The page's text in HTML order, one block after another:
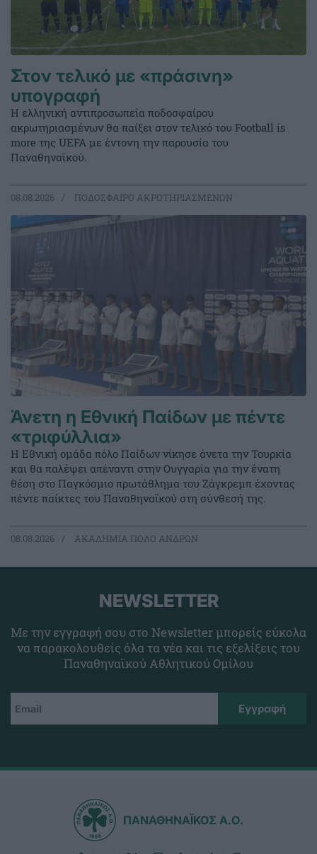
Στον τελικό με «πράσινη»
υπογραφή
Η ελληνική αντιπροσωπεία ποδοσφαίρου
ακρωτηριασμένων θα παίξει στον τελικό του Football is
more της UEFA με έντονη την παρουσία του
Παναθηναϊκού.
08.08.2026 ΠΟΔΟΣΦΑΙΡΟ ΑΚΡΩΤΗΡΙΑΣΜΕΝΩΝ
Άνετη η Εθνική Παίδων με πέντε
«τριφύλλια»
Η Εθνική ομάδα πόλο Παίδων νίκησε άνετα την Τουρκία
και θα παλέψει απέναντι στην Ουγγαρία για την ένατη
θέση στο Παγκόσμιο πρωτάθλημα του Ζάγκρεμπ έχοντας
πέντε παίκτες του Παναθηναϊκού στη σύνθεσή της.
08.08.2026 ΑΚΑΔΗΜΙΑ ΠΟΛΟ ΑΝΔΡΩΝ
NEWSLETTER
Με την εγγραφή σου στο Newsletter μπορείς εύκολα
να παρακολουθείς όλα τα νέα και τις εξελίξεις του
Παναθηναϊκού Αθλητικού Ομίλου
ΠΑΝΑΘΗΝΑΪΚΟΣ Α.Ο.